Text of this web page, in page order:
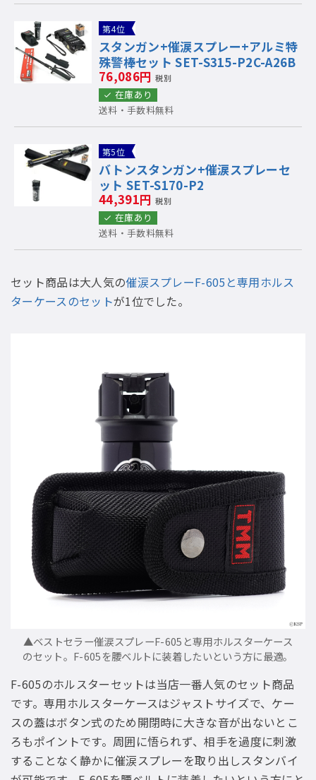
第4位
スタンガン+催涙スプレー+アルミ特
殊警棒セット SET-S315-P2C-A26B
76,086円 税別
在庫あり
送料・手数料無料
第5位
バトンスタンガン+催涙スプレーセ
ット SET-S170-P2
44,391円 税別
在庫あり
送料・手数料無料
セット商品は大人気の催涙スプレーF-605と専用ホルス
ターケースのセットが1位でした。
▲ベストセラー催涙スプレーF-605と専用ホルスターケース
のセット。F-605を腰ベルトに装着したいという方に最適。
F-605のホルスターセットは当店一番人気のセット商品
です。専用ホルスターケースはジャストサイズで、ケー
スの蓋はボタン式のため開閉時に大きな音が出ないとこ
ろもポイントです。周囲に悟られず、相手を過度に刺激
することなく静かに催涙スプレーを取り出しスタンバイ